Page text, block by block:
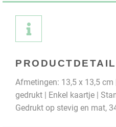
Afmetingen: 13,5 x 13,5
gedrukt | Enkel kaartje |
Gedrukt op stevig en mat,